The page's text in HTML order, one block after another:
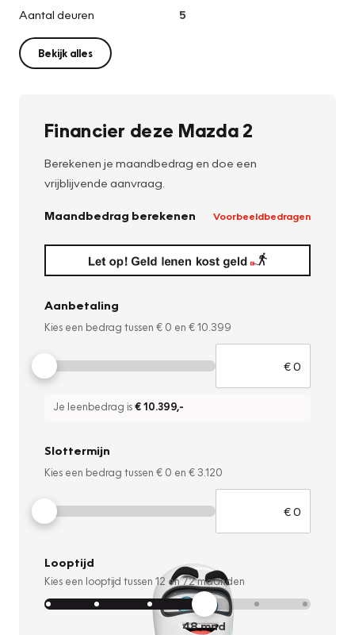
Aantal deuren
5
Bekijk alles
Financier deze Mazda 2
Berekenen je maandbedrag en doe een
vrijblijvende aanvraag.
Maandbedrag berekenen Voorbeeldbedragen
Aanbetaling
Kies een bedrag tussen € 0 en € 10.399
Je leenbedrag is€ 10.399,-
Slottermijn
Kies een bedrag tussen € 0 en € 3.120
Looptijd
Kies een looptijd tussen 12 en72maanden
48mnd